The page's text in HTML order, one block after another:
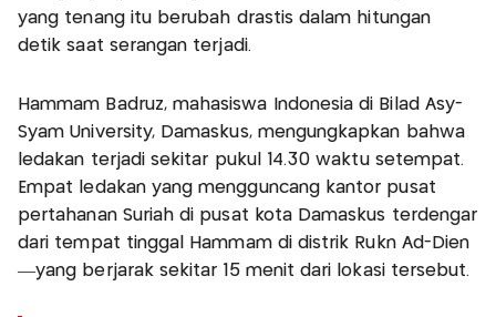
yang tenang itu berubah drastis dalam hitungan
detik saat serangan terjadi.
Hammam Badruz, mahasiswa Indonesia di Bilad Asy-
Syam University, Damaskus, mengungkapkan bahwa
ledakan terjadi sekitar pukul 14.30 waktu setempat.
Empat ledakan yang mengguncang kantor pusat
pertahanan Suriah di pusat kota Damaskus terdengar
dari tempat tinggal Hammam di distrik Rukn Ad-Dien
—yang berjarak sekitar 15 menit dari lokasi tersebut.